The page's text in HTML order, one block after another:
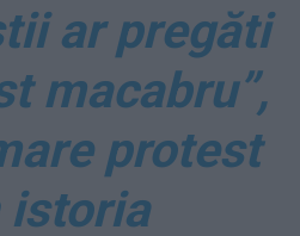
ar pregăti
macabru”,
protest
istoria